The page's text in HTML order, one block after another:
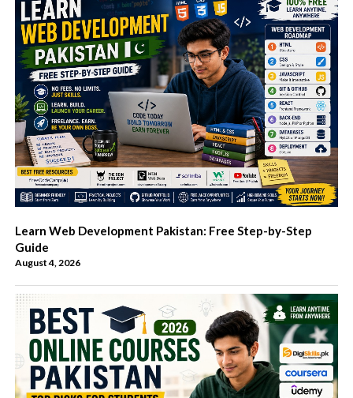
Learn Web Development Pakistan: Free Step-by-Step
Guide
August 4, 2026